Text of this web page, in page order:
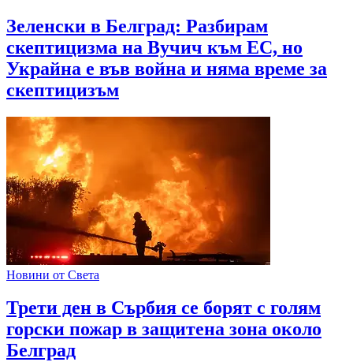
Зеленски в Белград: Разбирам
скептицизма на Вучич към ЕС, но
Украйна е във война и няма време за
скептицизъм
Новини от Света
Трети ден в Сърбия се борят с голям
горски пожар в защитена зона около
Белград